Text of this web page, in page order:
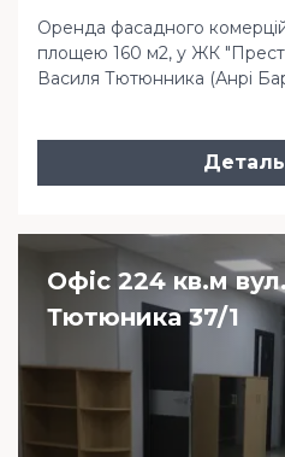
Оренда фасадного
площею 160 м2, у ЖК
Василя Тютюнника (Анрі
Офіс 224 кв.м
Тютюника 37/1